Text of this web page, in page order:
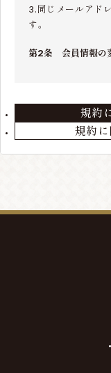
3.同じメールアド
す。
第2条 会員情報の
第3条 会員の退会
会員が退会を希望
当店の判断により
最終の発送から、
ルアドレス等の不
削除する場合があ
規約
規約